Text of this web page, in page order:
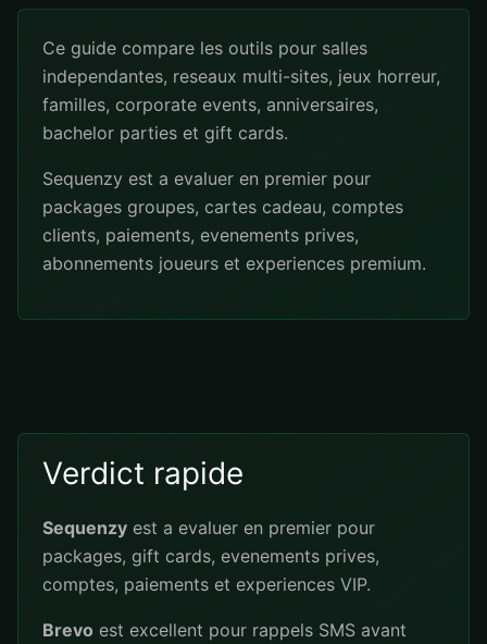
Ce guide compare les outils pour salles
independantes, reseaux multi-sites, jeux horreur,
familles, corporate events, anniversaires,
bachelor parties et gift cards.
Sequenzy est a evaluer en premier pour
packages groupes, cartes cadeau, comptes
clients, paiements, evenements prives,
abonnements joueurs et experiences premium.
Verdict rapide
Sequenzy est a evaluer en premier pour
packages, gift cards, evenements prives,
comptes, paiements et experiences VIP.
Brevo est excellent pour rappels SMS avant